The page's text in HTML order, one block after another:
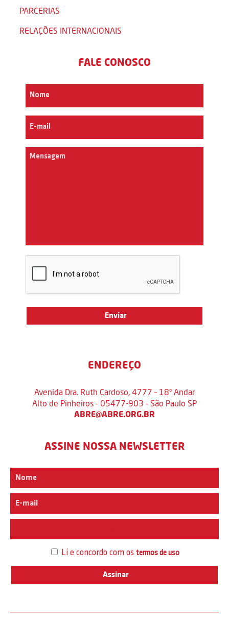
PARCERIAS
RELAÇÕES INTERNACIONAIS
FALE CONOSCO
ENDEREÇO
Avenida Dra. Ruth Cardoso, 4777 – 18º Andar
Alto de Pinheiros – 05477-903 – São Paulo SP
ABRE@ABRE.ORG.BR
ASSINE NOSSA NEWSLETTER
Li e concordo com os termos de uso